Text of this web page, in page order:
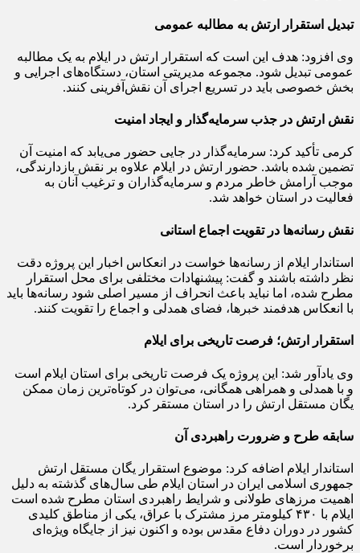
تبدیل استقرار ارتش به مطالبه عمومی
وی افزود: هدف این است که استقرار ارتش در ایلام به یک مطالبه
عمومی تبدیل شود. مجموعه مدیریتی استان، دستگاه‌های اجرایی و
بخش خصوصی باید در تسریع اجرای آن نقش‌آفرینی کنند.
نقش ارتش در جذب سرمایه‌گذار و ایجاد امنیت
کرمی تأکید کرد: سرمایه‌گذار در جایی حضور می‌یابد که امنیت آن
تضمین شده باشد. حضور ارتش در ایلام علاوه بر نقش بازدارندگی،
موجب آرامش خاطر مردم و سرمایه‌گذاران و ترغیب آنان به
فعالیت در استان خواهد شد.
نقش رسانه‌ها در تقویت اجماع استانی
استاندار ایلام از رسانه‌ها خواست در انعکاس اخبار این پروژه دقت
نظر داشته باشند و گفت: پیشنهادات مختلفی برای محل استقرار
مطرح شده، اما نباید باعث انحراف از مسیر اصلی شود رسانه‌ها باید
با انعکاس هدفمند خبرها، فضای همدلی و اجماع را تقویت کنند.
استقرار ارتش؛ فرصت تاریخی برای ایلام
وی یادآور شد: این پروژه یک فرصت تاریخی برای استان ایلام است
و با همدلی و همراهی همگانی، می‌توان در کوتاه‌ترین زمان ممکن
یگان مستقل ارتش را در استان مستقر کرد.
سابقه طرح و ضرورت راهبردی آن
استاندار ایلام اضافه کرد: موضوع استقرار یگان مستقل ارتش
جمهوری اسلامی ایران در استان ایلام طی سال‌های گذشته به دلیل
اهمیت مرزهای طولانی و شرایط راهبردی استان مطرح شده است
ایلام با ۴۳۰ کیلومتر مرز مشترک با عراق، یکی از مناطق کلیدی
کشور در دوران دفاع مقدس بوده و اکنون نیز از جایگاه ویژه‌ای
برخوردار است.